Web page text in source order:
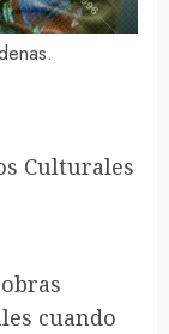
Culturales
cuando